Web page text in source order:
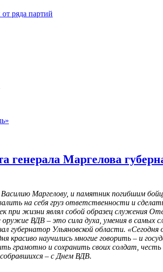
ряда партий
Маргелова
Маргелову, и памятник погибшим
на себя груз ответственности и
жизни являл собой образец служения
оружие ВДВ – это сила духа, умения в
губернатор Ульяновской области.
научились многие говорить – и
грамотно и сохранить своих солдат,
– с Днем ВДВ.